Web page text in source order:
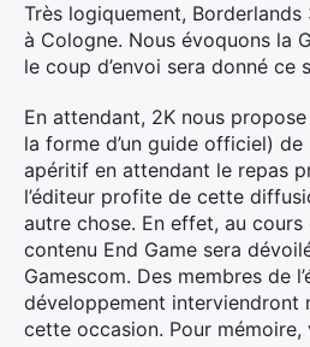
Très logiquement,
à Cologne. Nous évoquons la
le coup d’envoi sera donné ce
En attendant, 2K nous
la forme d’un guide officiel)
apéritif en attendant le repas
l’éditeur profite de cette
autre chose. En effet, au
contenu End Game sera
Gamescom. Des membres de
développement interviendront
cette occasion. Pour